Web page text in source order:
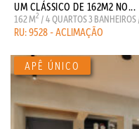
UM CLÁSSICO DE 162M2 NO...
162 M2 / 4 QUARTOS 3 BANHEIROS
RU: 9528 - ACLIMAÇÃO